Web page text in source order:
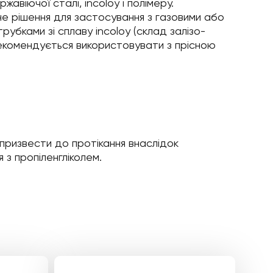
сталі, incoloy і полімеру.
рішення для застосування з газовими або
зі сплаву incoloy (склад залізо-
використовувати з прісною
до протікання внаслідок
пропіленгліколем.